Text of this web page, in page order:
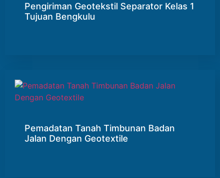
Pengiriman Geotekstil Separator Kelas 1
Tujuan Bengkulu
Pemadatan Tanah Timbunan Badan
Jalan Dengan Geotextile